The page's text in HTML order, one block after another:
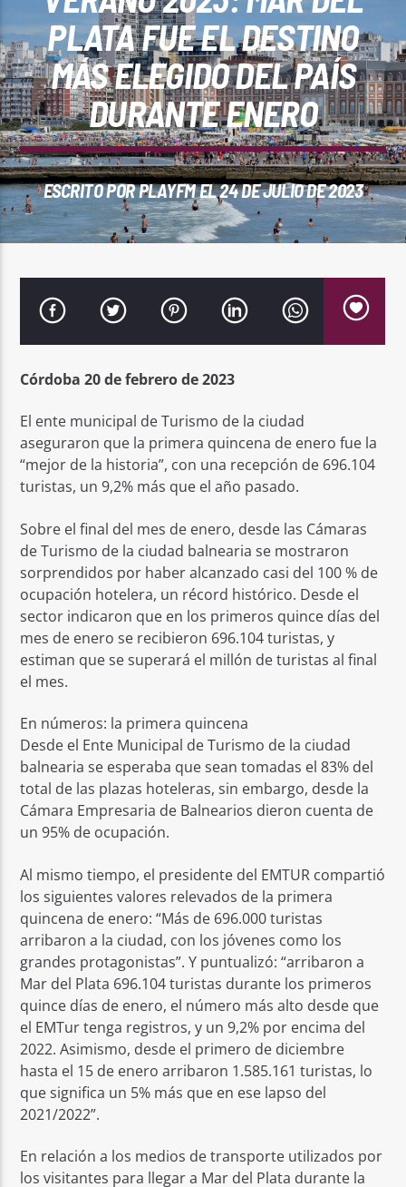
REPRODUCTOR WEB
0:00
PlayFM 95.9
PLATA FUE EL DESTINO
MÁS ELEGIDO DEL PAÍS
DURANTE ENERO
ESCRITO PORPLAYFMEL 24 DE JULIO DE 2023
Córdoba 20 de febrero de 2023
El ente municipal de Turismo de la ciudad
aseguraron que la primera quincena de enero fue la
“mejor de la historia”, con una recepción de 696.104
turistas, un 9,2% más que el año pasado.
Sobre el final del mes de enero, desde las Cámaras
de Turismo de la ciudad balnearia se mostraron
sorprendidos por haber alcanzado casi del 100 % de
ocupación hotelera, un récord histórico. Desde el
sector indicaron que en los primeros quince días del
mes de enero se recibieron 696.104 turistas, y
estiman que se superará el millón de turistas al final
el mes.
En números: la primera quincena
Desde el Ente Municipal de Turismo de la ciudad
balnearia se esperaba que sean tomadas el 83% del
total de las plazas hoteleras, sin embargo, desde la
Cámara Empresaria de Balnearios dieron cuenta de
un 95% de ocupación.
Al mismo tiempo, el presidente del EMTUR compartió
los siguientes valores relevados de la primera
quincena de enero: “Más de 696.000 turistas
arribaron a la ciudad, con los jóvenes como los
grandes protagonistas”. Y puntualizó: “arribaron a
Mar del Plata 696.104 turistas durante los primeros
quince días de enero, el número más alto desde que
el EMTur tenga registros, y un 9,2% por encima del
2022. Asimismo, desde el primero de diciembre
hasta el 15 de enero arribaron 1.585.161 turistas, lo
que significa un 5% más que en ese lapso del
2021/2022”.
En relación a los medios de transporte utilizados por
los visitantes para llegar a Mar del Plata durante la